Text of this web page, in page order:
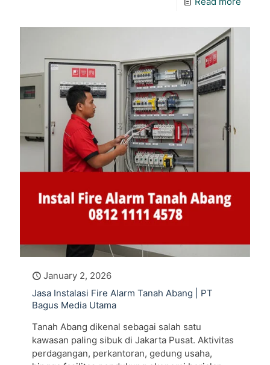
January 2, 2026
Jasa Instalasi Fire Alarm Tanah Abang | PT
Bagus Media Utama
Tanah Abang dikenal sebagai salah satu
kawasan paling sibuk di Jakarta Pusat. Aktivitas
perdagangan, perkantoran, gedung usaha,